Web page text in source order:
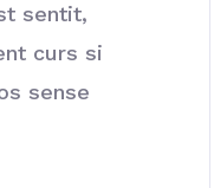
sentit,
curs si
sense